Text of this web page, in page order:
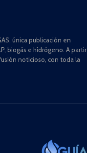
única publicación en
biogás e hidrógeno. A partir
noticioso, con toda la